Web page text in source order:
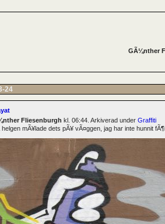
GÃ¼nther
24
Fliesenburgh kl. 06:44. Arkiverad under Graffiti
helgen mÃ¥lade dets pÃ¥ vÃ¤ggen, jag har inte hunnit